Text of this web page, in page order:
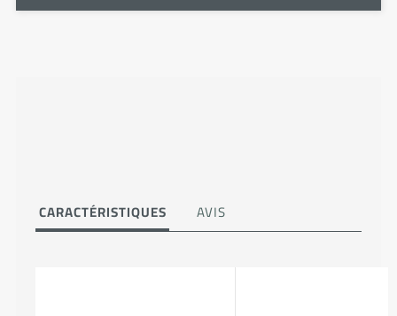
CARACTÉRISTIQUES AVIS